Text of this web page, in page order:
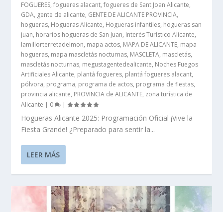
FOGUERES,fogueres alacant,fogueres de Sant Joan Alicante,
GDA, gente de alicante, GENTE DE ALICANTE PROVINCIA,
hogueras, Hogueras Alicante, Hogueras infantiles, hogueras san
juan, horarios hogueras de San Juan, Interés Turístico Alicante,
lamillorterretadelmon, mapa actos, MAPA DE ALICANTE, mapa
hogueras, mapa mascletás nocturnas, MASCLETA, mascletás,
mascletás nocturnas, megustagentedealicante, Noches Fuegos
Artificiales Alicante, plantá fogueres, plantá fogueres alacant,
pólvora, programa, programa de actos, programa de fiestas,
provincia alicante, PROVINCIA de ALICANTE, zona turística de
Alicante | 0 |
Hogueras Alicante 2025: Programación Oficial ¡Vive la
Fiesta Grande! ¿Preparado para sentir la...
LEER MÁS